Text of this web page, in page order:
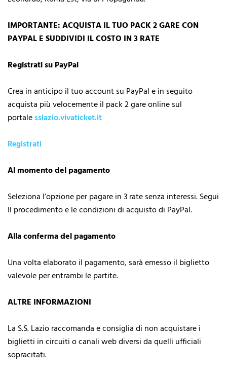
IMPORTANTE: ACQUISTA IL TUO PACK 2 GARE CON
PAYPAL E SUDDIVIDI ILCOSTO IN 3 RATE
Registrati su PayPal
Crea in anticipo il tuo account su PayPal e in seguito
acquista più velocemente il pack 2 gare onlinesul
portalesslazio.vivaticket.it
Registrati
Al momento del pagamento
Seleziona l’opzione per pagare in 3 rate senza interessi. Segui
Il procedimento e le condizioni diacquisto di PayPal.
Alla conferma del pagamento
Una volta elaborato il pagamento, sarà emesso il biglietto
valevole per entrambi le partite.
ALTRE INFORMAZIONI
La S.S. Lazio raccomanda e consiglia di non acquistare i
biglietti in circuiti o canali web diversi daquelli ufficiali
sopracitati.